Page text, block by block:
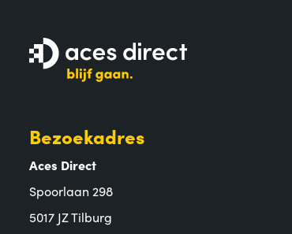
Bezoekadres
Aces Direct
Spoorlaan 298
5017 JZ Tilburg